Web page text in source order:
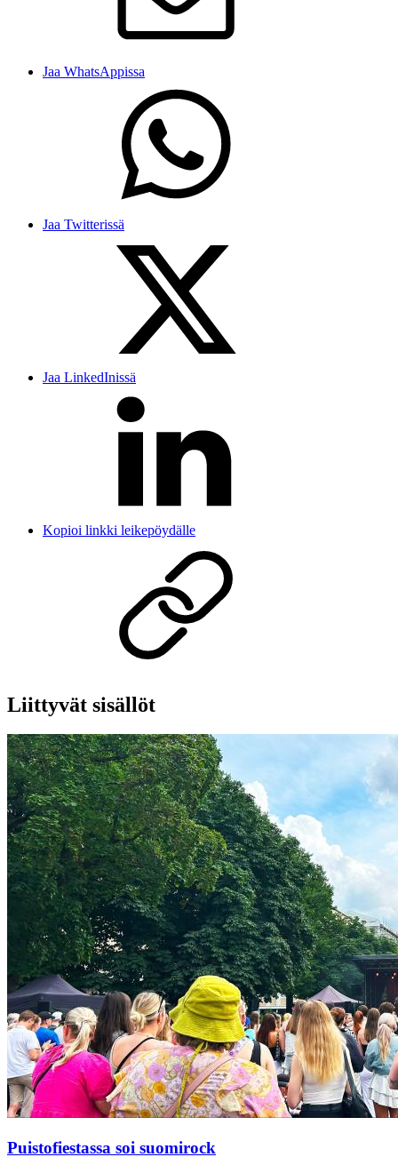
Jaa WhatsAppissa
Jaa Twitterissä
Jaa LinkedInissä
Kopioi linkki leikepöydälle
Liittyvät sisällöt
Puistofiestassa soi suomirock